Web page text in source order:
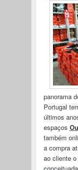
panorama
Portugal
últimos
espaços
também
a compra
ao cliente